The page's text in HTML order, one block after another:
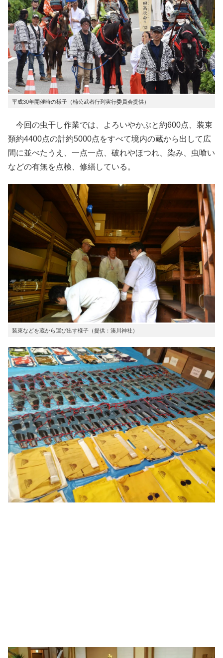
平成30年開催時の様子（楠公武者行列実行委員会提供）
今回の虫干し作業では、よろいやかぶと約600点、装束
類約4400点の計約5000点をすべて境内の蔵から出して広
間に並べたうえ、一点一点、破れやほつれ、染み、虫喰い
などの有無を点検、修繕している。
装束などを蔵から運び出す様子（提供：湊川神社）